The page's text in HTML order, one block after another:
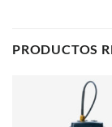
PRODUCTOS